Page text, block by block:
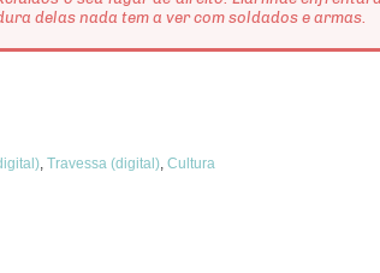
delas nada tem a ver com soldados e armas.
, Travessa (digital), Cultura